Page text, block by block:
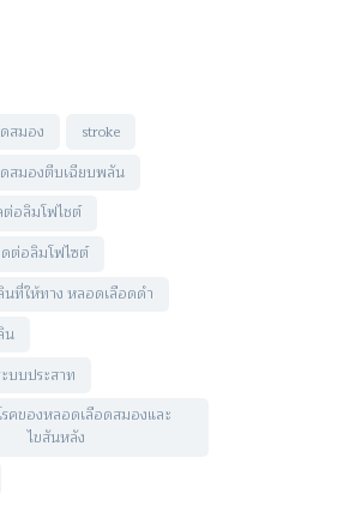
สมอง
stroke
สมองตีบเฉียบพลัน
อลิมโฟไชต์
ต่อลิมโฟไซต์
ที่ให้ทาง หลอดเลือดดำ
น
บบประสาท
รคของหลอดเลือดสมองและ
ไขสันหลัง